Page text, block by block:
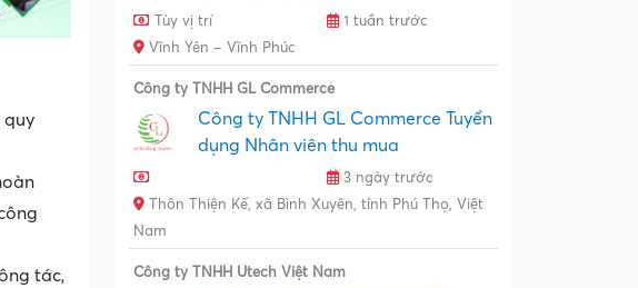
quy
tác,
Tùy vị trí
1 tuần trước
Vĩnh Yên – Vĩnh Phúc
Công ty TNHH GL Commerce
Công ty TNHH GL Commerce Tuyển
dụng Nhân viên thu mua
3 ngày trước
Thôn Thiện Kế, xã Bình Xuyên, tỉnh Phú Thọ, Việt
Nam
Công ty TNHH Utech Việt Nam